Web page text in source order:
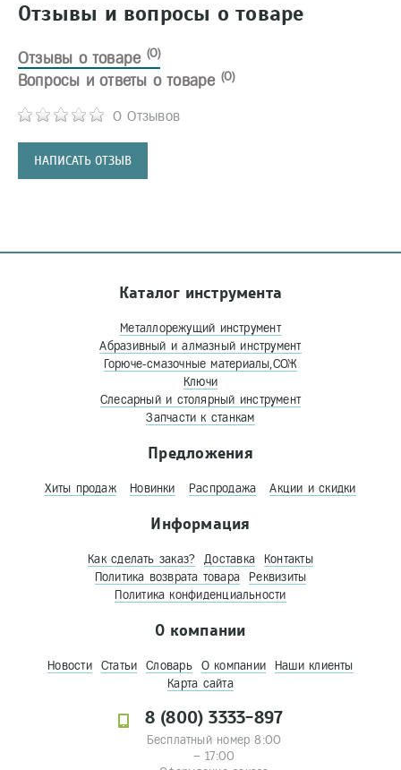
Отзывы и вопросы о товаре
Отзывы о товаре (0)
0 Отзывов
НАПИСАТЬ ОТЗЫВ
Вопросы и ответы о товаре (0)
Каталог инструмента
Металлорежущий инструмент
Абразивный и алмазный инструмент
Горюче-смазочные материалы,СОЖ
Ключи
Слесарный и столярный инструмент
Запчасти к станкам
Предложения
Хиты продаж Новинки Распродажа Акции и скидки
Информация
Как сделать заказ? Доставка
Контакты
Политика возврата товара
Реквизиты
Политика конфиденциальности
О компании
Новости Статьи Словарь О компании
Наши клиенты
Карта сайта
8 (800) 3333-897
Бесплатный номер 8:00
– 17:00